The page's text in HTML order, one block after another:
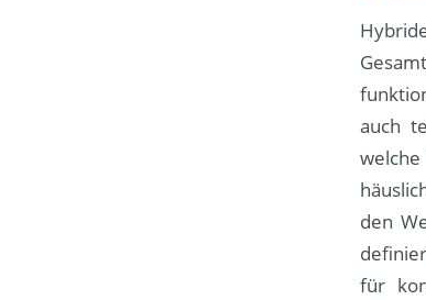
auch
den
für